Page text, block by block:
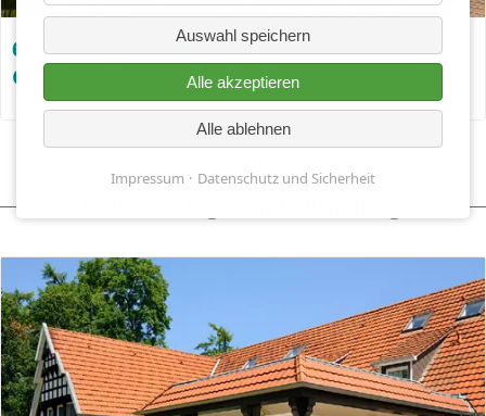
6 Tage 4* "All Inklusive" Swinemünde -
Größtes Seebad auf Usedom ab nur € 259,-
Auswahl speichern
Alle akzeptieren
Alle ablehnen
Impressum Datenschutz und Sicherheit